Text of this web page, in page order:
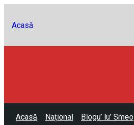
Acasă
Acasă Național Blogu’ lu’ Smeo